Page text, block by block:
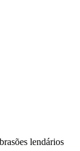
lendários